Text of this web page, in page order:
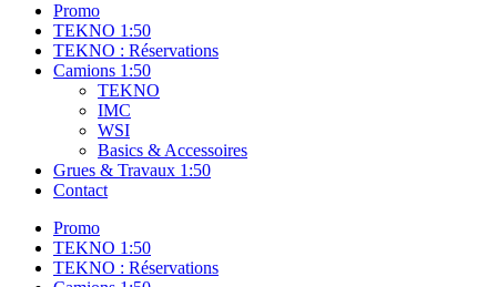
Promo
TEKNO 1:50
TEKNO : Réservations
Camions 1:50
TEKNO
IMC
WSI
Basics & Accessoires
Grues & Travaux 1:50
Contact
Promo
TEKNO 1:50
TEKNO : Réservations